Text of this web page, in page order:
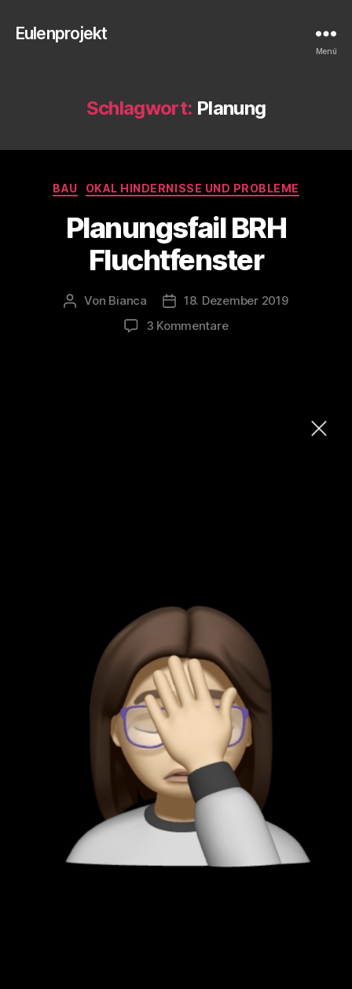
Eulenprojekt
Menü
Schlagwort: Planung
Kategorien
BAU OKAL HINDERNISSE UND PROBLEME
Planungsfail BRH
Fluchtfenster
Beitragsautor
Von Bianca Veröffentlichungsdatum
18. Dezember 2019
3 Kommentarezu